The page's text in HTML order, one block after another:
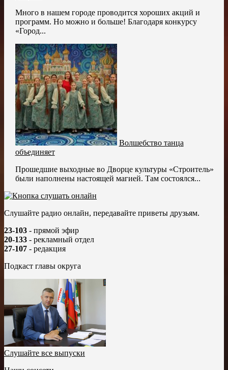
Много в нашем городе проводится хороших акций и
программ. Но можно и больше! Благодаря конкурсу
«Город...
Волшебство танца
объединяет
Прошедшие выходные во Дворце культуры «Строитель»
были наполнены настоящей магией. Там состоялся...
Слушайте радио онлайн, передавайте приветы друзьям.
23-103 - прямой эфир
20-133 - рекламный отдел
27-107 - редакция
Подкаст главы округа
Слушайте все выпуски